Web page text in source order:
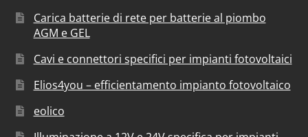
Carica batterie di rete per batterie al piombo
AGM e GEL
Cavi e connettori specifici per impianti fotovoltaici
Elios4you – efficientamento impianto fotovoltaico
eolico